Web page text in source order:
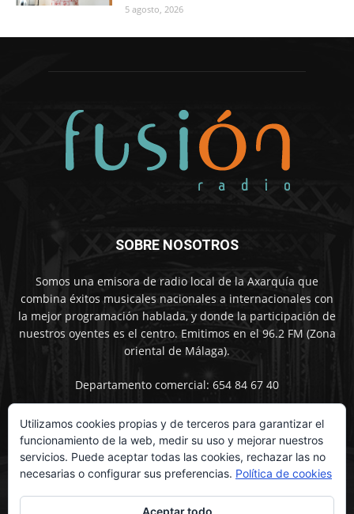
5 agosto, 2026
SOBRE NOSOTROS
Somos una emisora de radio local de la Axarquía que
combina éxitos musicales nacionales a internacionales con
la mejor programación hablada, y donde la participación de
nuestros oyentes es el centro. Emitimos en el 96.2 FM (Zona
oriental de Málaga).
Departamento comercial: 654 84 67 40
SÍGUENOS
Utilizamos cookies propias y de terceros para garantizar el
funcionamiento de la web, medir su uso y mejorar nuestros
servicios. Puede aceptar todas las cookies, rechazar las no
necesarias o configurar sus preferencias. Política de cookies
Aceptar todo